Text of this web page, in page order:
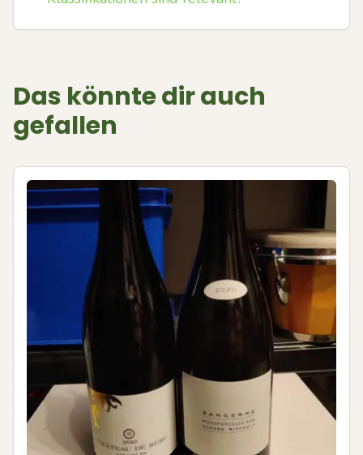
Das könnte dir auch
gefallen